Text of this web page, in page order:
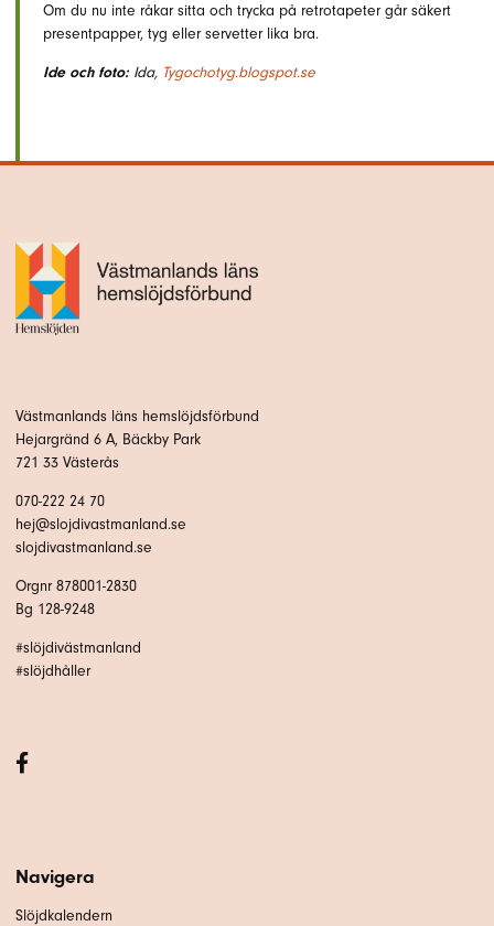
Om du nu inte råkar sitta och trycka på retrotapeter går säkert
presentpapper, tyg eller servetter lika bra.
Ide och foto:Ida, Tygochotyg.blogspot.se
Västmanlands läns hemslöjdsförbund
Hejargränd 6 A, Bäckby Park
721 33 Västerås
070-222 24 70
hej@slojdivastmanland.se
slojdivastmanland.se
Orgnr 878001-2830
Bg 128-9248
#slöjdivästmanland
#slöjdhåller
Navigera
Slöjdkalendern